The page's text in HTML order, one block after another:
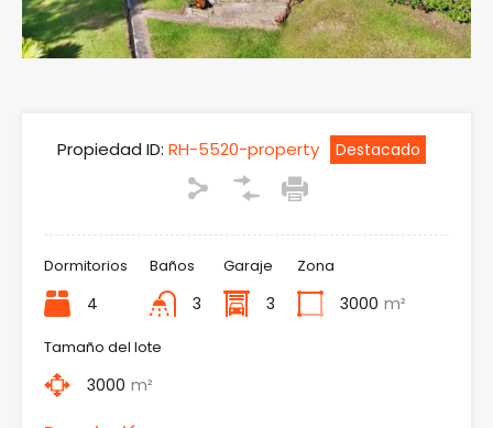
Propiedad ID: RH-5520-property Destacado
Dormitorios
4
Baños
3
Garaje
3
Zona
3000 m²
Tamaño del lote
3000 m²